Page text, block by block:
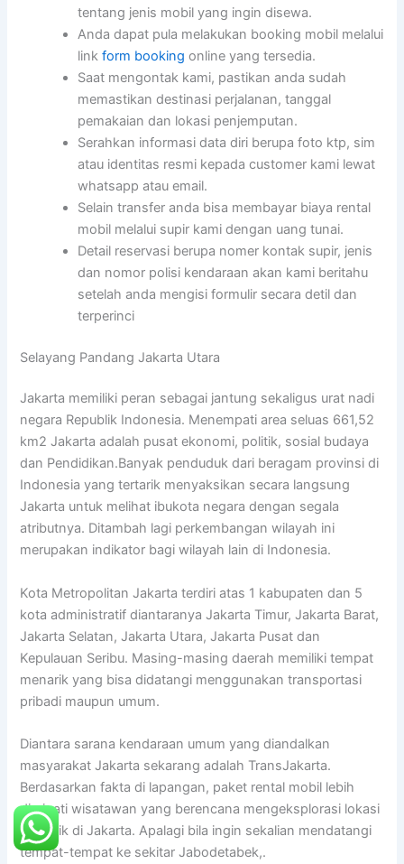
tentang jenis mobil yang ingin disewa.
Anda dapat pula melakukan booking mobil melalui
linkform booking online yang tersedia.
Saat mengontak kami, pastikan anda sudah
memastikan destinasi perjalanan, tanggal
pemakaian dan lokasi penjemputan.
Serahkan informasi data diri berupa foto ktp, sim
atau identitas resmi kepada customer kami lewat
whatsapp atau email.
Selain transfer anda bisa membayar biaya rental
mobil melalui supir kami dengan uang tunai.
Detail reservasi berupa nomer kontak supir, jenis
dan nomor polisi kendaraan akan kami beritahu
setelah anda mengisi formulir secara detil dan
terperinci
Selayang Pandang Jakarta Utara
Jakarta memiliki peran sebagai jantung sekaligus urat nadi
negara Republik Indonesia. Menempati area seluas 661,52
km2 Jakarta adalah pusat ekonomi, politik, sosial budaya
dan Pendidikan.Banyak penduduk dari beragam provinsi di
Indonesia yang tertarik menyaksikan secara langsung
Jakarta untuk melihat ibukota negara dengan segala
atributnya. Ditambah lagi perkembangan wilayah ini
merupakan indikator bagi wilayah lain di Indonesia.
Kota Metropolitan Jakarta terdiri atas 1 kabupaten dan 5
kota administratif diantaranya Jakarta Timur, Jakarta Barat,
Jakarta Selatan, Jakarta Utara, Jakarta Pusat dan
Kepulauan Seribu. Masing-masing daerah memiliki tempat
menarik yang bisa didatangi menggunakan transportasi
pribadi maupun umum.
Diantara sarana kendaraan umum yang diandalkan
masyarakat Jakarta sekarang adalah TransJakarta.
Berdasarkan fakta di lapangan, paket rental mobil lebih
diminati wisatawan yang berencana mengeksplorasi lokasi
menarik di Jakarta. Apalagi bila ingin sekalian mendatangi
tempat-tempat ke sekitar Jabodetabek,.